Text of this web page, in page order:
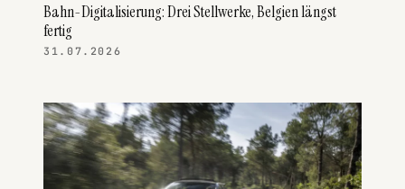
Bahn-Digitalisierung: Drei Stellwerke, Belgien längst
fertig
31.07.2026